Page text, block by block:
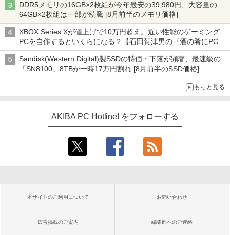
DDR5メモリの16GB×2枚組が今年最安の39,980円、大容量の
64GB×2枚組は一部が続騰 [8月前半のメモリ価格]
XBOX Series Xが値上げで10万円超え。近い性能のゲーミング
PCを自作するといくらになる？【石田賀津男の『酒の肴にPCゲ
ーム』】
Sandisk(Western Digital)製SSDの特価・下落が顕著、最速級の
「SN8100」8TBが一時17万円割れ [8月前半のSSD価格]
もっと見る
AKIBA PC Hotline! をフォローする
本サイトのご利用について お問い合わせ
広告掲載のご案内 編集部へのご連絡